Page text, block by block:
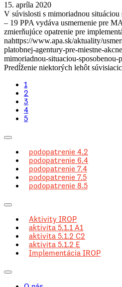
15. apríla 2020
V súvislosti s mimoriadnou
– 19 PPA vydáva usmernenie pre
zmierňujúce opatrenie pre
nahttps://www.apa.sk/aktuality/
platobnej-agentury-pre-miestne-
mimoriadnou-situaciou-
Predĺženie niektorých lehôt
1
2
3
4
5
podopatrenie 4.2
podopatrenie 6.4
podopatrenie 7.4
podopatrenie 7.5
podopatrenie 8.5
Aktivity IROP
aktivita 5.1.1 A1
aktivita 5.1.2 C2
aktivita 5.1.2 E
Implementácia IROP